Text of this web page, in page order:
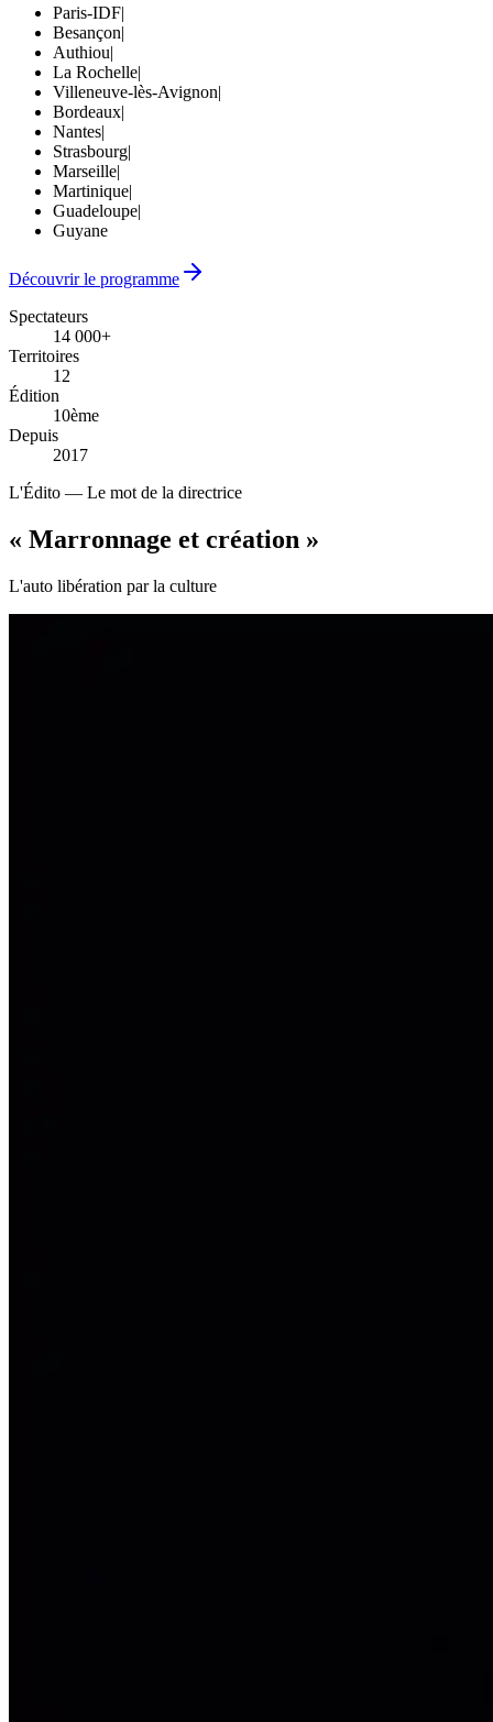
Paris-IDF|
Besançon|
Authiou|
La Rochelle|
Villeneuve-lès-Avignon|
Bordeaux|
Nantes|
Strasbourg|
Marseille|
Martinique|
Guadeloupe|
Guyane
Découvrir le programme
Spectateurs
14 000+
14 000+
Territoires
12
12
Édition
10ème
10ème
Depuis
2017
2017
L'Édito — Le mot de la directrice
« Marronnage et création »
L'auto libération par la culture